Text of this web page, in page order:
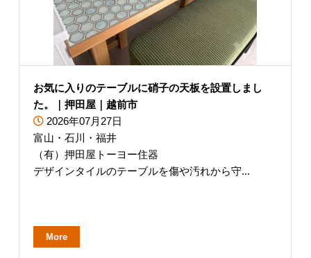
お気に入りのテーブルに硝子の天板を設置しまし
た。｜押田屋｜越前市
2026年07月27日
富山・石川・福井
（有）押田屋トーヨー住器
デザインタイルのテーブルを傷や汚れから守...
More